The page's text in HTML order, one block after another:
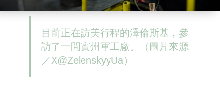
目前正在訪美行程的澤倫斯基，參
訪了一間賓州軍工廠。（圖片來源
／X@ZelenskyyUa）